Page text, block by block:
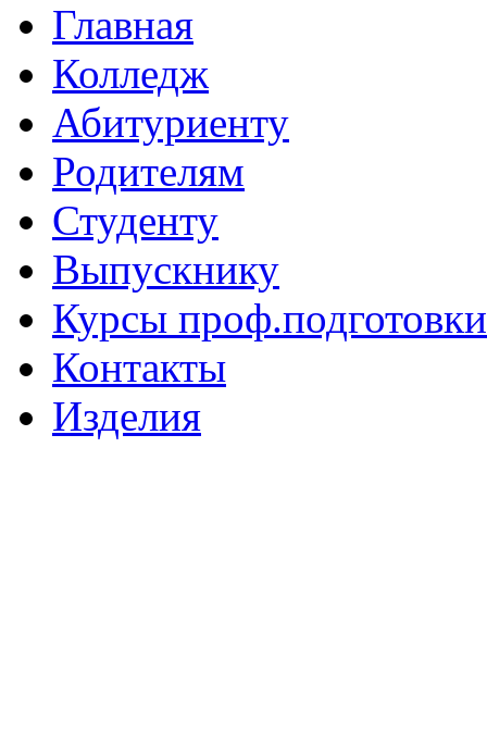
Главная
Колледж
Абитуриенту
Родителям
Студенту
Выпускнику
Курсы проф.подготовки
Контакты
Изделия